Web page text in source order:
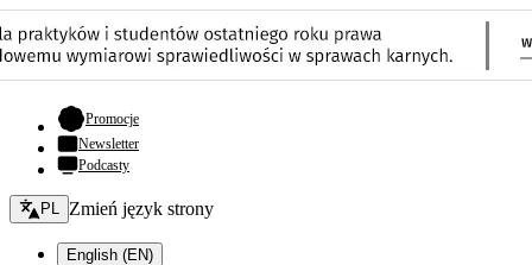
Promocje- otwiera się w nowej karcie
Newsletter
Podcasty
Zmień język - bieżący:
PL Zmień język strony
English (EN)